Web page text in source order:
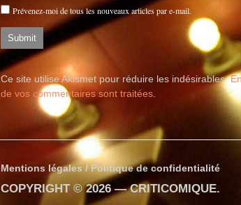
Prévenez-moi de tous les nouveaux articles par e-mail.
Ce site utilise Akismet pour réduire les indésirables.
de vos commentaires sont traitées
Mentions légales / Politique de confidentialité
COPYRIGHT © 2026 —CRITICOMIQUE.